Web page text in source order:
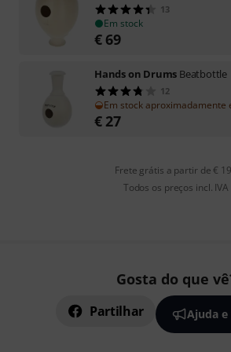
13
Em stock
€ 69
Hands on Drums Beatbottle
12
Em stock aproximadamente
€ 27
Frete grátis a partir de €
Todos os preços incl. IVA
Gosta do que
Partilhar Ajuda e